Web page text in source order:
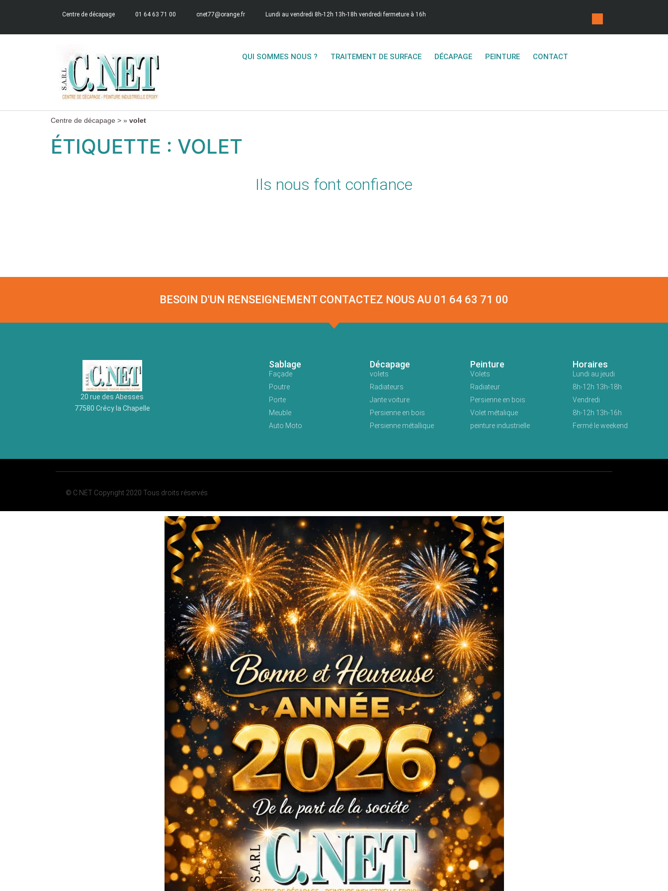
Centre de décapage 01 64 63 71 00 cnet77@orange.fr Lundi au vendredi 8h-12h 13h-18h vendredi fermeture à 16h
QUI SOMMES NOUS ? TRAITEMENT DE SURFACE DÉCAPAGE PEINTURE CONTACT
Centre de décapage > » volet
ÉTIQUETTE : VOLET
Ils nous font confiance
BESOIN D'UN RENSEIGNEMENT CONTACTEZ NOUS AU 01 64 63 71 00
20 rue des Abesses
77580 Crécy la Chapelle
Sablage
Façade
Poutre
Porte
Meuble
Auto Moto
Décapage
volets
Radiateurs
Jante voiture
Persienne en bois
Persienne métallique
Peinture
Volets
Radiateur
Persienne en bois
Volet métalique
peinture industrielle
Horaires
Lundi au jeudi
8h-12h 13h-18h
Vendredi
8h-12h 13h-16h
Fermé le weekend
© C NET Copyright 2020 Tous droits réservés